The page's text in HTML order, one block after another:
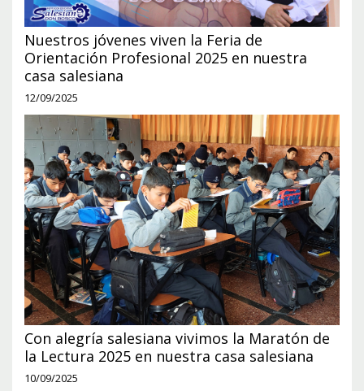
Nuestros jóvenes viven la Feria de
Orientación Profesional 2025 en nuestra
casa salesiana
12/09/2025
Con alegría salesiana vivimos la Maratón de
la Lectura 2025 en nuestra casa salesiana
10/09/2025